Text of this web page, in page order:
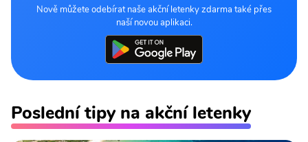
Nově můžete odebírat naše akční letenky zdarma také přes
naší novou aplikaci.
Poslední tipy na akční letenky